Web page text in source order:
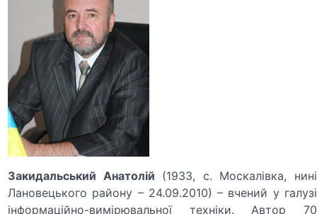
Закидальський Анатолій (1933, с. Москалівка, нині
Лановецького району – 24.09.2010) – вчений у галузі
інформаційно-вимірювальної техніки. Автор 70